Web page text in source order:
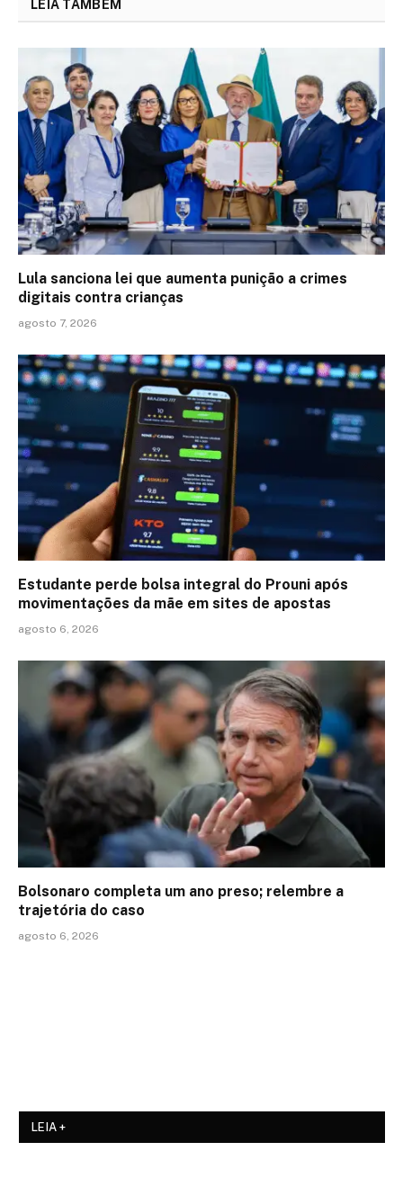
LEIA TAMBÉM
Lula sanciona lei que aumenta punição a crimes
digitais contra crianças
agosto 7, 2026
Estudante perde bolsa integral do Prouni após
movimentações da mãe em sites de apostas
agosto 6, 2026
Bolsonaro completa um ano preso; relembre a
trajetória do caso
agosto 6, 2026
LEIA +